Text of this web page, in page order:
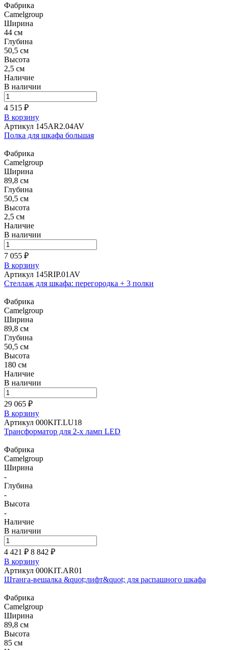
Фабрика
Camelgroup
Ширина
44 см
Глубина
50,5 см
Высота
2,5 см
Наличие
В наличии
4 515 ₽
В корзину
Артикул 145AR2.04AV
Полка для шкафа большая
Фабрика
Camelgroup
Ширина
89,8 см
Глубина
50,5 см
Высота
2,5 см
Наличие
В наличии
7 055 ₽
В корзину
Артикул 145RIP.01AV
Стеллаж для шкафа: перегородка + 3 полки
Фабрика
Camelgroup
Ширина
89,8 см
Глубина
50,5 см
Высота
180 см
Наличие
В наличии
29 065 ₽
В корзину
Артикул 000KIT.LU18
Трансформатор для 2-х ламп LED
Фабрика
Camelgroup
Ширина
-
Глубина
-
Высота
-
Наличие
В наличии
4 421 ₽ 8 842 ₽
В корзину
Артикул 000KIT.AR01
Штанга-вешалка &quot;лифт&quot; для распашного шкафа
Фабрика
Camelgroup
Ширина
89,8 см
Высота
85 см